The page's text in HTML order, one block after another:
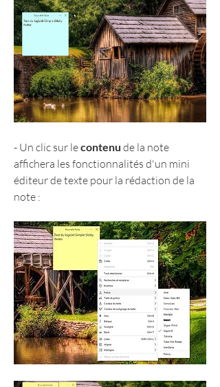
- Un clic sur le contenu de la note
affichera les fonctionnalités d'un mini
éditeur de texte pour la rédaction de la
note :